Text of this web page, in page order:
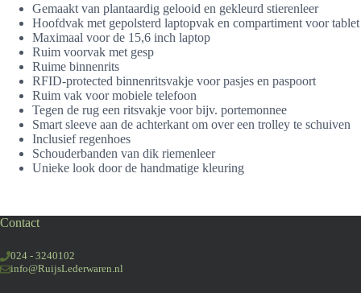
Gemaakt van plantaardig gelooid en gekleurd stierenleer
Hoofdvak met gepolsterd laptopvak en compartiment voor tablet
Maximaal voor de 15,6 inch laptop
Ruim voorvak met gesp
Ruime binnenrits
RFID-protected binnenritsvakje voor pasjes en paspoort
Ruim vak voor mobiele telefoon
Tegen de rug een ritsvakje voor bijv. portemonnee
Smart sleeve aan de achterkant om over een trolley te schuiven
Inclusief regenhoes
Schouderbanden van dik riemenleer
Unieke look door de handmatige kleuring
Contact
024 - 3240102
info@RuijsLederwaren.nl